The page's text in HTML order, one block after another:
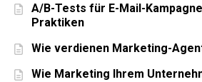
A/B-Tests für E-Mail-
Praktiken
Wie verdienen Marketing-
Wie Marketing Ihrem